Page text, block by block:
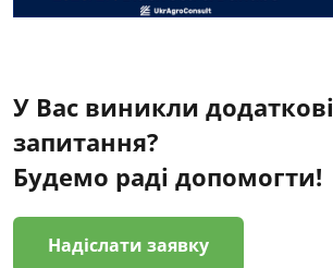
У Вас виникли додаткові
запитання?
Будемо раді допомогти!
Надіслати заявку